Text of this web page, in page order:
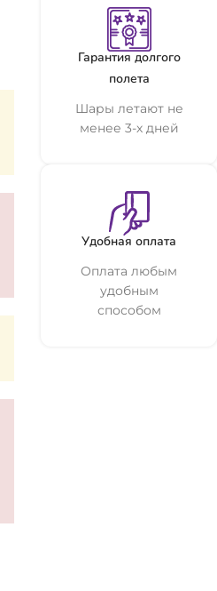
Гарантия долгого
полета
Шары летают не
менее 3-х дней
Удобная оплата
Оплата любым
удобным
способом